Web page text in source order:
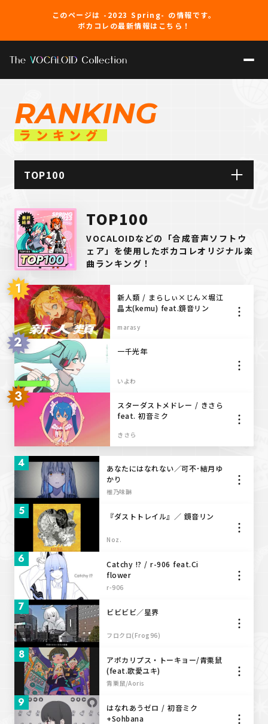
このページは -2023 Spring- の情報です。
ボカコレの最新情報はこちら！
ランキング
RANKING
TOP100
ルーキー
演奏してみた
MMD&3DCG
歌ってみた
踊ってみた
TOP100
VOCALOIDなどの「合成音声ソフトウ
ェア」を使用したボカコレオリジナル楽
曲ランキング！
1
新人類 / まらしぃ×じん×堀江
晶太(kemu) feat.鏡音リン
marasy
2 一千光年
いよわ
3
スターダストメドレー / きさら
feat. 初音ミク
きさら
4
あなたにはなれない／可不･結月ゆ
かり
椎乃味醂
5 『ダストトレイル』／ 鏡音リン
Noz.
6
Catchy !? / r-906 feat.Ci
flower
r-906
7 ビビビビ／星界
フロクロ(Frog96)
8
アポカリプス・トーキョー/青栗鼠
(feat.歌愛ユキ)
青栗鼠/Aoris
9
はなれあうゼロ / 初音ミク
+Sohbana